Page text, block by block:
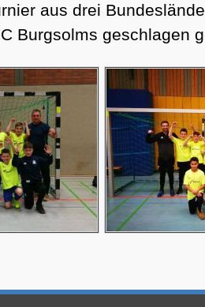
aus drei
Burgsolms geschlagen